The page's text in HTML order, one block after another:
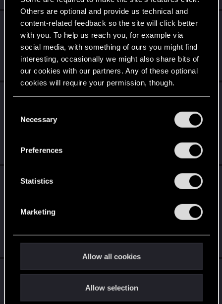
Others are optional and provide us technical and
content-related feedback so the site will click better
with you. To help us reach you, for example via
social media, with something of ours you might find
interesting, occasionally we might also share bits of
our cookies with our partners. Any of these optional
cookies will require your permission, though.
and tweak your preferences regarding them in the
Necessary
Preferences
Statistics
Marketing
Allow all cookies
Allow selection
Alisa_Daeriennreacted toW_Wallace's post
in the threadPyrkon with RED Point
Prawda jest taka, że ludzie z kosmosu specjalnie przyszli, żeby
spotkać się z człowiekiem z internetu zwanym @Sylvin :p
Jun 22, 2026
Alisa_Daeriennreplied to the thread
Pieśni przeszłości
Jun 14, 2026
Alisa_Daerienn
Zapowiedź dodatku Wiedźmin 3: Dziki Gon –
U mnie jeśli chodzi o W1 to są szacunki i podejrzewam, że mogą
minimum.
Jun 14, 2026
Alisa_Daeriennreplied to the thread
Zapowiedź dodatku Wiedźmin 3: Dziki Gon –